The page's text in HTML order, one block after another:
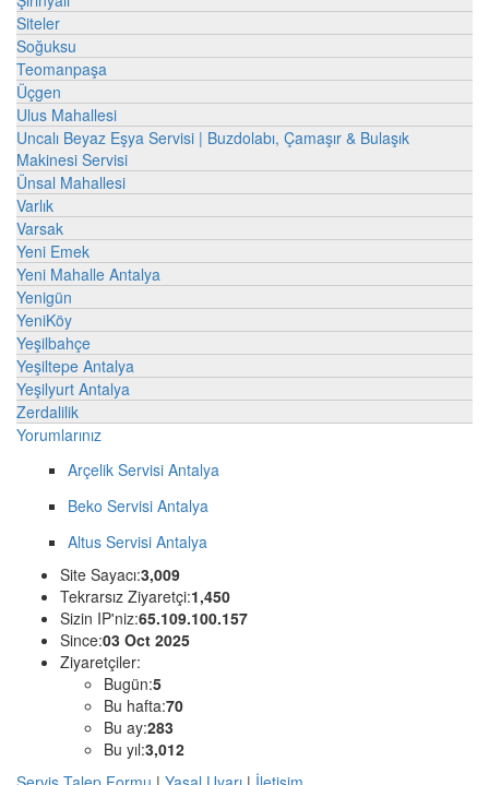
Siteler
Soğuksu
Teomanpaşa
Üçgen
Ulus Mahallesi
Uncalı Beyaz Eşya Servisi | Buzdolabı, Çamaşır & Bulaşık
Makinesi Servisi
Ünsal Mahallesi
Varlık
Varsak
Yeni Emek
Yeni Mahalle Antalya
Yenigün
YeniKöy
Yeşilbahçe
Yeşiltepe Antalya
Yeşilyurt Antalya
Zerdalilik
Yorumlarınız
Arçelik Servisi Antalya
Beko Servisi Antalya
Altus Servisi Antalya
Site Sayacı:3,009
Tekrarsız Ziyaretçi:1,450
Sizin IP'niz:65.109.100.157
Since:03 Oct 2025
Ziyaretçiler:
Bugün:5
Bu hafta:70
Bu ay:283
Bu yıl:3,012